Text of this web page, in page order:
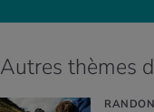
Autres thèmes